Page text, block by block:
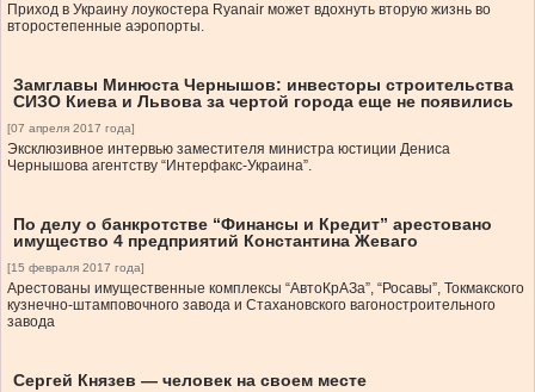
Приход в Украину лоукостера Ryanair может вдохнуть вторую жизнь во
второстепенные аэропорты.
Замглавы Минюста Чернышов: инвесторы строительства
СИЗО Киева и Львова за чертой города еще не появились
[07 апреля 2017 года]
Эксклюзивное интервью заместителя министра юстиции Дениса
Чернышова агентству “Интерфакс-Украина”.
По делу о банкротстве “Финансы и Кредит” арестовано
имущество 4 предприятий Константина Жеваго
[15 февраля 2017 года]
Арестованы имущественные комплексы “АвтоКрАЗа”, “Росавы”, Токмакского
кузнечно-штамповочного завода и Стахановского вагоностроительного
завода
Сергей Князев — человек на своем месте